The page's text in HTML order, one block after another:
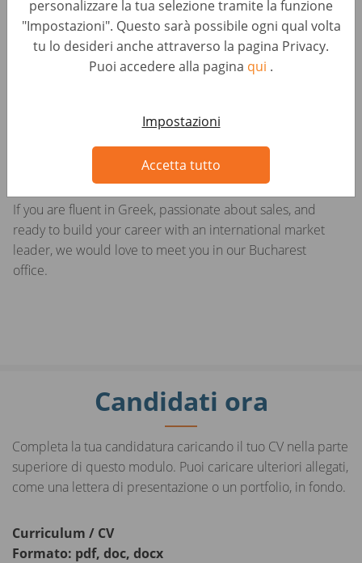
personalizzare la tua selezione tramite la funzione
"Impostazioni". Questo sarà possibile ogni qual volta
tu lo desideri anche attraverso la pagina Privacy.
Puoi accedere alla pagina qui .
Impostazioni
Accetta tutto
Excellent communication and interpersonal skills
Strong negotiation and persuasion abilities
Adaptability and resilience in a fast-paced, high-
Professional and customer-oriented approach
Show more
If you are fluent in Greek, passionate about sales, and
ready to build your career with an international market
leader, we would love to meet you in our Bucharest
office.
Candidati ora
Completa la tua candidatura caricando il tuo CV nella parte
superiore di questo modulo. Puoi caricare ulteriori allegati,
come una lettera di presentazione o un portfolio, in fondo.
Curriculum / CV
Formato: pdf, doc, docx